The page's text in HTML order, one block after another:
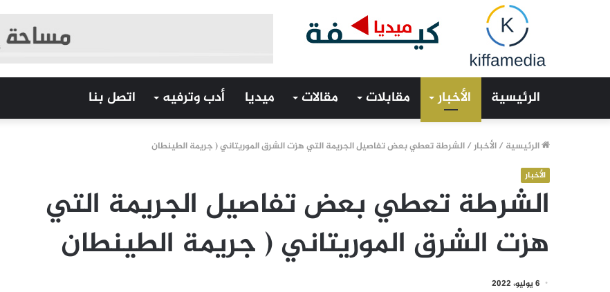
الرئيسية الأخبار مقابلات مقالات ميديا أدب وترفيه اتصل بنا
الرئيسية /الأخبار/الشرطة تعطي بعض تفاصيل الجريمة التي هزت الشرق الموريتاني ( جريمة الطينطان
الأخبار
الشرطة تعطي بعض تفاصيل الجريمة التي
هزت الشرق الموريتاني ( جريمة الطينطان
6 يوليو، 2022